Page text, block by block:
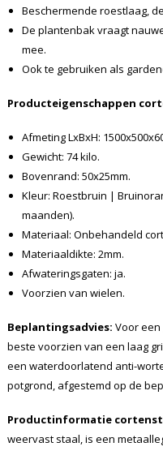
Beschermende roestlaag,
De plantenbak vraagt
mee.
Ook te gebruiken als
Producteigenschappen
Afmeting LxBxH:
Gewicht: 74 kilo.
Bovenrand: 50x25mm.
Kleur: Roestbruin |
maanden).
Materiaal: Onbehandeld
Materiaaldikte: 2mm.
Afwateringsgaten: ja.
Voorzien van wielen.
Beplantingsadvies: Voor
beste voorzien van een laag
een waterdoorlatend anti-
potgrond, afgestemd op de
Productinformatie
weervast staal, is een